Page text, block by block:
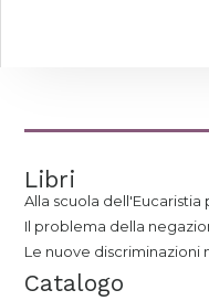
Libri
Alla scuola
Il problema della
Le nuove
Catalogo